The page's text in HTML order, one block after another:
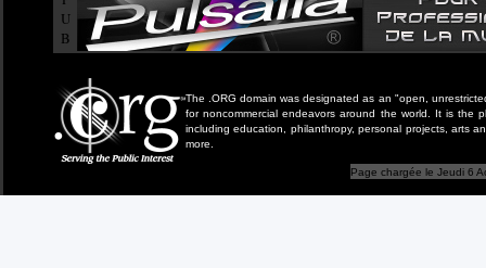
U
B
The .ORG domain was designated as an "open,
for noncommercial endeavors around the world. It is the
including education, philanthropy, personal projects, arts
more.
Page chargée le Jeudi 6